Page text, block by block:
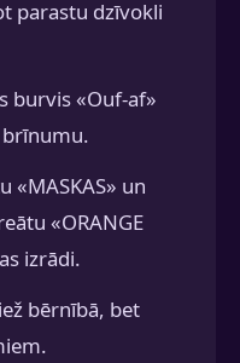
parastu dzīvokli
burvis «Ouf-af»
brīnumu.
«MASKAS» un
«ORANGE
izrādi.
bērnībā, bet